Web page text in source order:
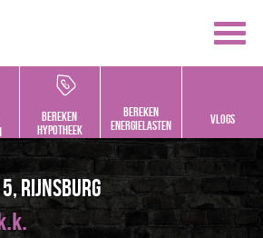
bereken
hypotheek
Bereken
energielasten
vlogs